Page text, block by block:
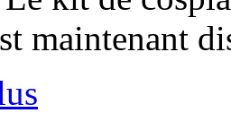
maintenant